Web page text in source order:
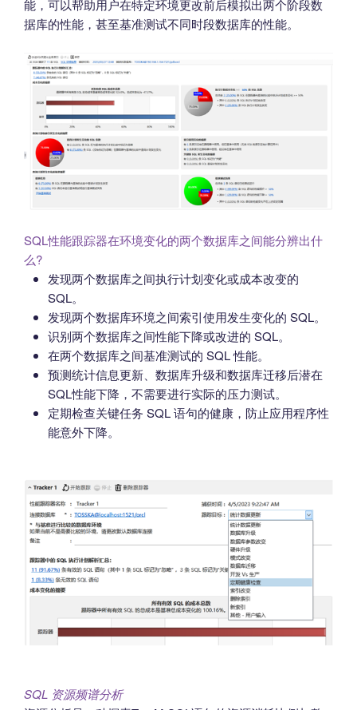
能，可以帮助用户在特定环境更改前后模拟出两个阶段数
据库的性能，甚至基准测试不同时段数据库的性能。
SQL性能跟踪器在环境变化的两个数据库之间能分辨出什
么?
发现两个数据库之间执行计划变化或成本改变的
SQL。
发现两个数据库环境之间索引使用发生变化的 SQL。
识别两个数据库之间性能下降或改进的 SQL。
在两个数据库之间基准测试的 SQL 性能。
预测统计信息更新、数据库升级和数据库迁移后潜在
SQL性能下降，不需要进行实际的压力测试。
定期检查关键任务 SQL 语句的健康，防止应用程序性
能意外下降。
SQL 资源频谱分析